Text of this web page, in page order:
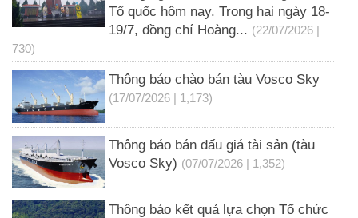
Tổ quốc hôm nay. Trong hai ngày 18-
19/7, đồng chí Hoàng... (22/07/2026 |
730)
Thông báo chào bán tàu Vosco Sky
(17/07/2026 | 1,173)
Thông báo bán đấu giá tài sản (tàu
Vosco Sky) (07/07/2026 | 1,352)
Thông báo kết quả lựa chọn Tổ chức